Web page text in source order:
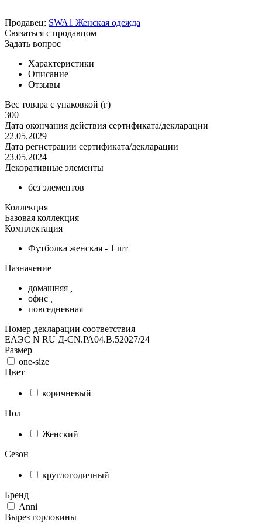
Продавец: SWA1 Женская одежда
Связаться с продавцом
Задать вопрос
Характеристики
Описание
Отзывы
Вес товара с упаковкой (г)
300
Дата окончания действия сертификата/декларации
22.05.2029
Дата регистрации сертификата/декларации
23.05.2024
Декоративные элементы
без элементов
Коллекция
Базовая коллекция
Комплектация
Футболка женская - 1 шт
Назначение
домашняя
офис
повседневная
Номер декларации соответствия
ЕАЭС N RU Д-CN.РА04.В.52027/24
Размер
one-size
Цвет
коричневый
Пол
Женский
Сезон
круглогодичный
Бренд
Аnni
Вырез горловины